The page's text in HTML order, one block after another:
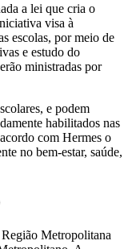
a lei que cria o
visa à
escolas, por meio de
e estudo do
ministradas por
e podem
habilitados nas
com Hermes o
no bem-estar, saúde,
Metropolitana